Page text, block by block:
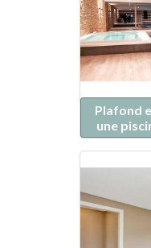
Plafond
une